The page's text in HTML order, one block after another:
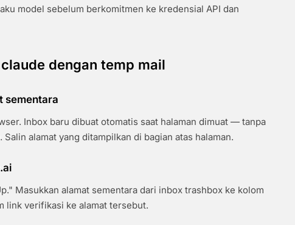
model sebelum berkomitmen ke kredensial API dan
dengan temp mail
sementara
Inbox baru dibuat otomatis saat halaman dimuat — tanpa
alamat yang ditampilkan di bagian atas halaman.
Masukkan alamat sementara dari inbox trashbox ke kolom
link verifikasi ke alamat tersebut.